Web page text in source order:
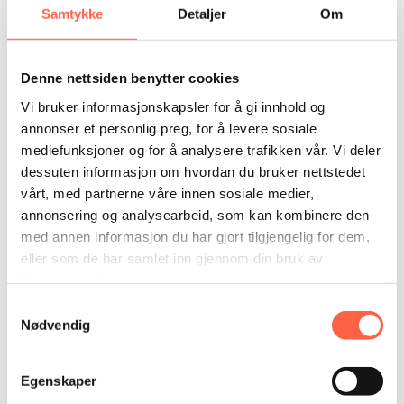
Samtykke Detaljer Om
Denne nettsiden benytter cookies
Vi bruker informasjonskapsler for å gi innhold og
annonser et personlig preg, for å levere sosiale
mediefunksjoner og for å analysere trafikken vår. Vi deler
dessuten informasjon om hvordan du bruker nettstedet
vårt, med partnerne våre innen sosiale medier,
annonsering og analysearbeid, som kan kombinere den
med annen informasjon du har gjort tilgjengelig for dem,
eller som de har samlet inn gjennom din bruk av
Nødvendig
Egenskaper
0,5 m
0,6 m
1,0 m
1,5 m
1,8 m
2,0 m
2,5 m
Maskestørrelser: 12,5 mm, 25 mm, 30 mm, 40 mm, 50
mm
Trådtykkelse: 2,7 mm ?? ??
Alt etter hva du skal bruke flettverksgjerdet til, vil det
korrosjonsbestandighet, en spesifikk høyde, eller